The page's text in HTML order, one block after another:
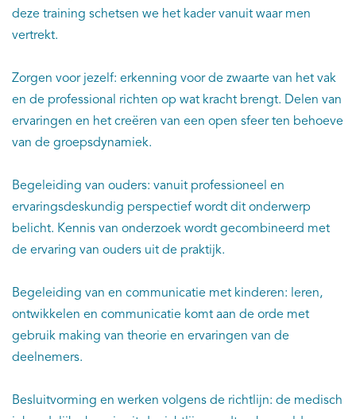
deze training schetsen we het kader vanuit waar men
vertrekt.
Zorgen voor jezelf: erkenning voor de zwaarte van het vak
en de professional richten op wat kracht brengt. Delen van
ervaringen en het creëren van een open sfeer ten behoeve
van de groepsdynamiek.
Begeleiding van ouders: vanuit professioneel en
ervaringsdeskundig perspectief wordt dit onderwerp
belicht. Kennis van onderzoek wordt gecombineerd met
de ervaring van ouders uit de praktijk.
Begeleiding van en communicatie met kinderen: leren,
ontwikkelen en communicatie komt aan de orde met
gebruik making van theorie en ervaringen van de
deelnemers.
Besluitvorming en werken volgens de richtlijn: de medisch